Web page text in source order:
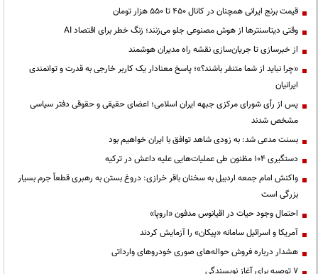
قیمت‌ برنج ایرانی همچنان در کانال ۴۵۰ تا ۵۵۰ هزار تومان
وقتی دیتاسنترها از هوش مصنوعی جلو می‌زنند؛ زنگ خطر برای اقتصاد AI
از خبرسازی تا جریان‌سازی نقشه راه مدیران هوشمند
«چرا نباید از شما متنفر باشند؟»؛ پاسخ معنادار یک کاربر خارجی به قدرت و توانمندی
ایرانیان
پس از رأی شورای مرکزی جبهه ایران اسلامی؛ اعضای حقیقی و حقوقی دفتر سیاسی
مشخص شدند
بسنت مدعی شد: به زودی شاهد توافق با ایران خواهیم بود
دستگیری ۱۰۴ مظنون طی عملیات‌هایی علیه داعش در ترکیه
واکنش امام جمعه اردبیل به سخنان باقر خرازی: دروغ بستن به رهبری قطعاً جرم بسیار
بزرگی است
احتمال وجود حیات در اقیانوس مدفون «اروپا»
آمریکا و اسرائیل سامانه «پیکان» را آزمایش کردند
هشدار درباره فروش حواله‌های صوری خودروهای وارداتی
۷ توصیه برای آغاز نویسندگی